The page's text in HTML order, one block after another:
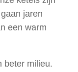
jaren
een warm
beter milieu.